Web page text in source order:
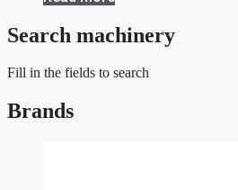
Search machinery
Fill in the fields to search
Brands